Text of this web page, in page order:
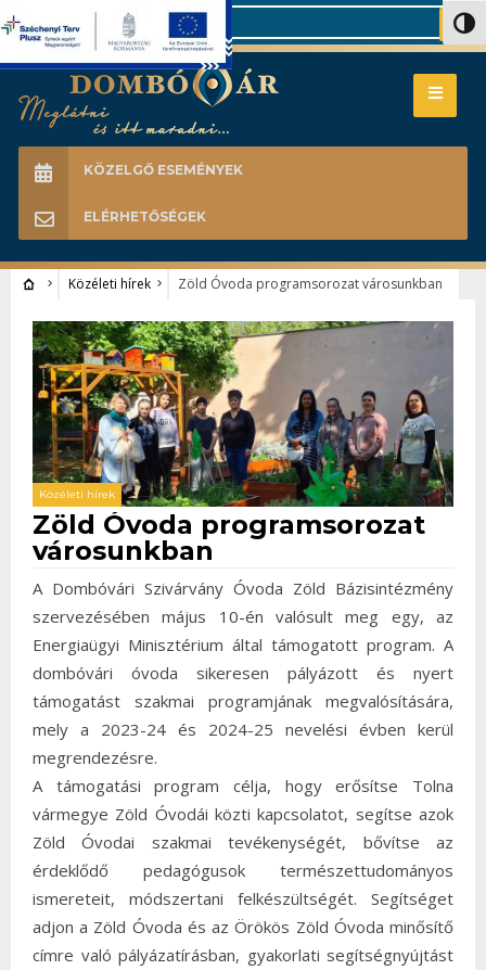
Search
KÖZELGŐ ESEMÉNYEK
ELÉRHETŐSÉGEK
Közéleti hírek Zöld Óvoda programsorozat városunkban
Közéleti hírek
Zöld Óvoda programsorozat
városunkban
A Dombóvári Szivárvány Óvoda Zöld Bázisintézmény
szervezésében május 10-én valósult meg egy, az
Energiaügyi Minisztérium által támogatott program. A
dombóvári óvoda sikeresen pályázott és nyert
támogatást szakmai programjának megvalósítására,
mely a 2023-24 és 2024-25 nevelési évben kerül
megrendezésre.
A támogatási program célja, hogy erősítse Tolna
vármegye Zöld Óvodái közti kapcsolatot, segítse azok
Zöld Óvodai szakmai tevékenységét, bővítse az
érdeklődő pedagógusok természettudományos
ismereteit, módszertani felkészültségét. Segítséget
adjon a Zöld Óvoda és az Örökös Zöld Óvoda minősítő
címre való pályázatírásban, gyakorlati segítségnyújtást